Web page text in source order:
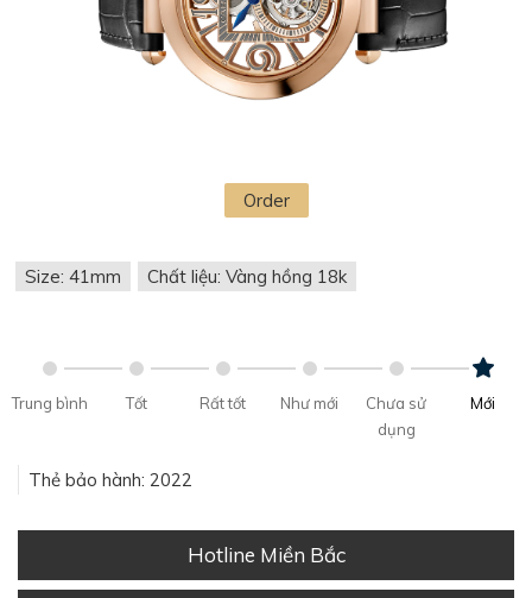
Order
Size: 41mm Chất liệu: Vàng hồng 18k
Trung bình Tốt Rất tốt Như mới
Chưa sử
dụng
Mới
Thẻ bảo hành: 2022
Hotline Miền Bắc